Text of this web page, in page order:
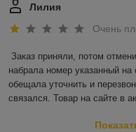
Лилия
Очень
Заказ приняли, потом
набрала номер указанный
обещала уточнить и
связался. Товар на сайте в